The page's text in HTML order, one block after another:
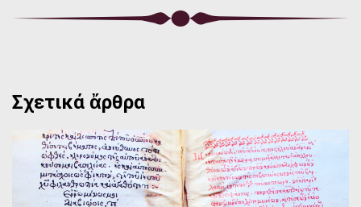
Σχετικά ἄρθρα